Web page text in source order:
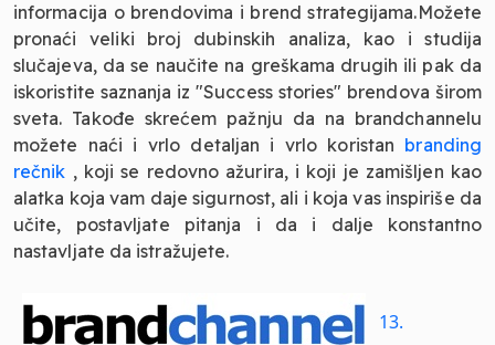
informacija o brendovima i brend strategijama.Možete
pronaći veliki broj dubinskih analiza, kao i studija
slučajeva, da se naučite na greškama drugih ili pak da
iskoristite saznanja iz "Success stories" brendova širom
sveta. Takođe skrećem pažnju da na brandchannelu
možete naći i vrlo detaljan i vrlo koristan branding
rečnik , koji se redovno ažurira, i koji je zamišljen kao
alatka koja vam daje sigurnost, ali i koja vas inspiriše da
učite, postavljate pitanja i da i dalje konstantno
nastavljate da istražujete.
13.